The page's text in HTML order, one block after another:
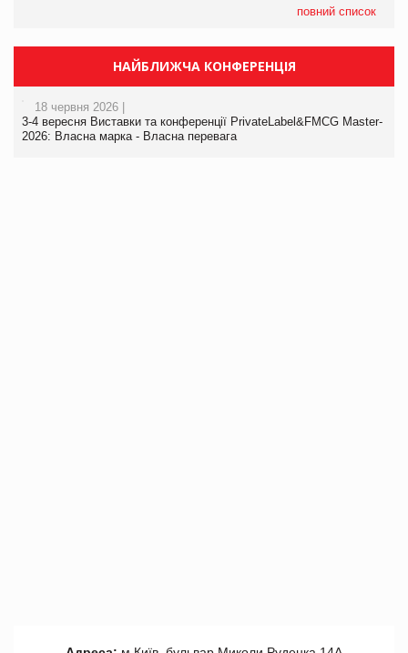
повний список
НАЙБЛИЖЧА КОНФЕРЕНЦІЯ
18 червня 2026 |
3-4 вересня Виставки та конференції PrivateLabel&FMCG Master-
2026: Власна марка - Власна перевага